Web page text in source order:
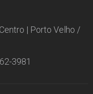
| Porto Velho /
3981